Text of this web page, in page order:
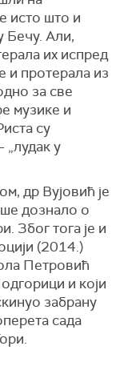
исто што и
Бечу. Али,
их испред
и протерала из
за све
музике и
су
„лудак у
др Вујовић је
дознало о
Због тога је и
(2014.)
Петровић
и који
забрану
сада